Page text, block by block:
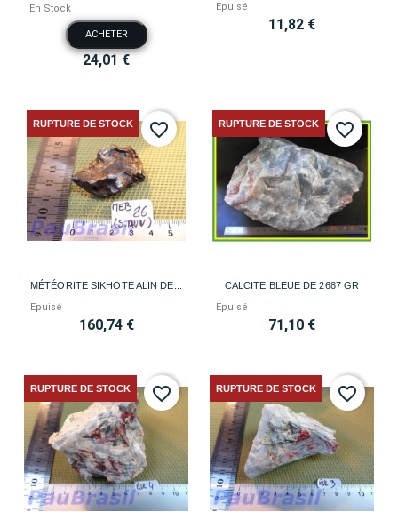
En Stock
ACHETER
24,01 €
Epuisé
11,82 €
MÉTÉORITE SIKHOTE ALIN DE...
Epuisé
160,74 €
RUPTURE DE STOCK favorite_border
CALCITE BLEUE DE 2687 GR
Epuisé
71,10 €
RUPTURE DE STOCK favorite_border
RUPTURE DE STOCK favorite_border RUPTURE DE STOCK favorite_border